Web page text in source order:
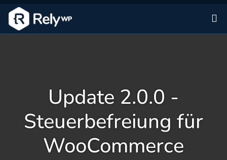
Update 2.0.0 -
Steuerbefreiung für
WooCommerce